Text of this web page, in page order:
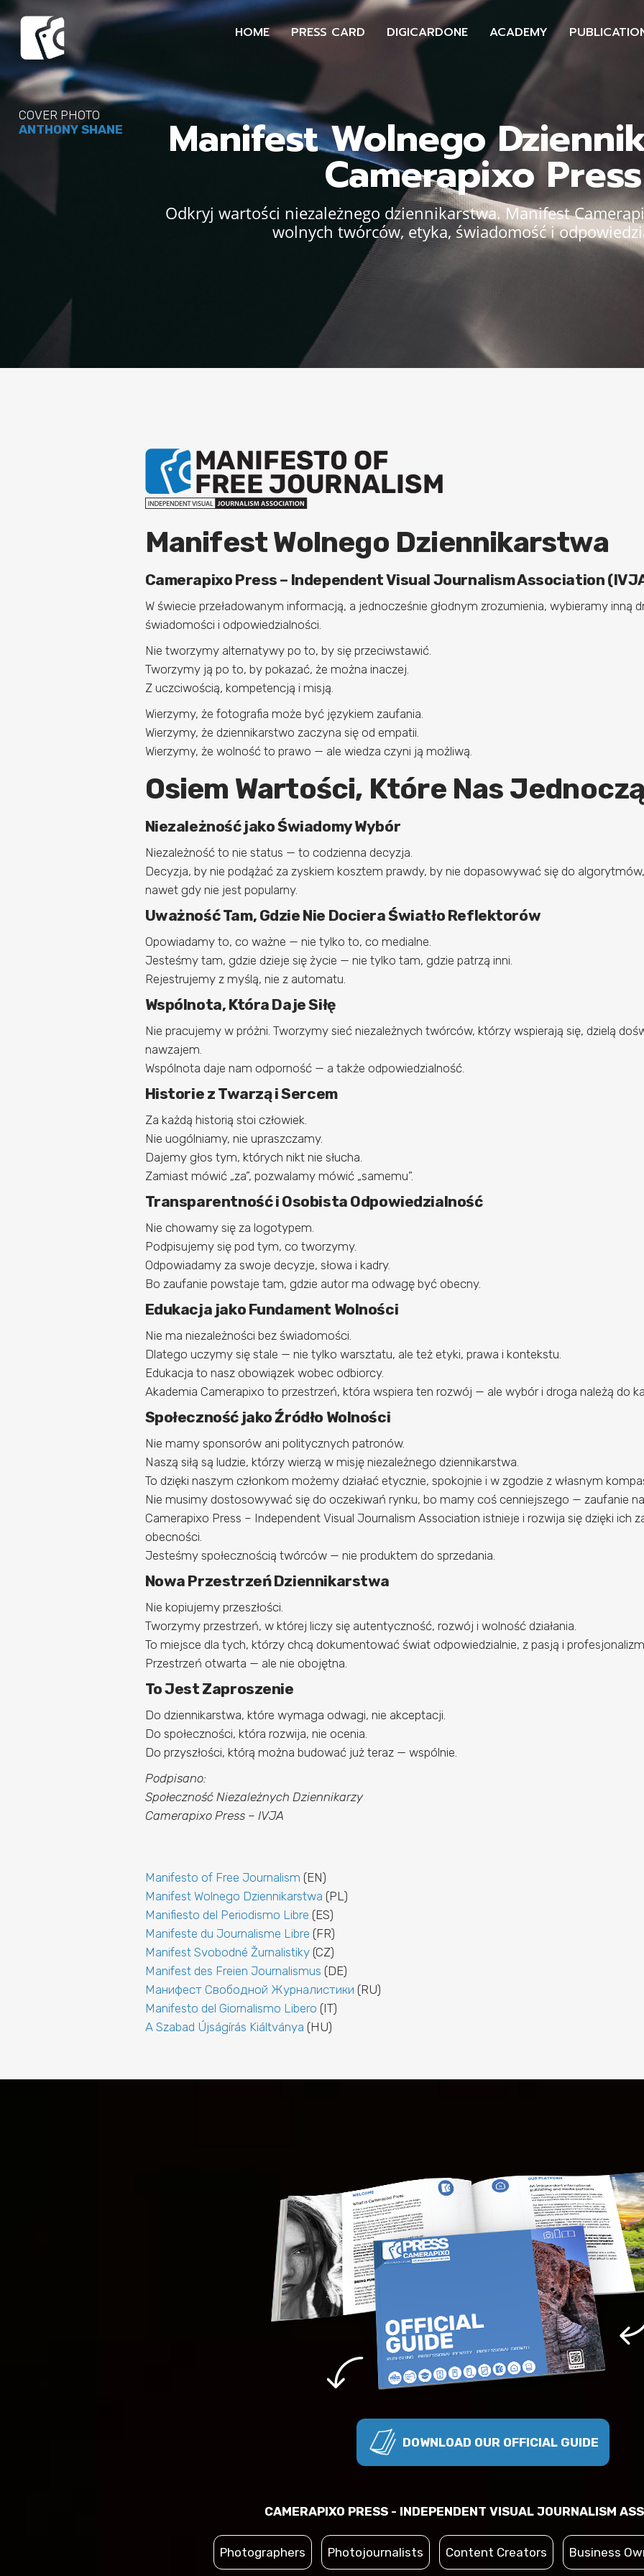
HOME PRESS CARD DIGICARDONE ACADEMY
COVER PHOTO
ANTHONY SHANE
Manifest Wolnego
Camerapixo Press
Odkryj wartości niezależnego dziennikarstwa. Manifest
wolnych twórców, etyka, świadomość i
Manifest Wolnego Dziennikarstwa
Camerapixo Press – Independent Visual Journalism Association
W świecie przeładowanym informacją, a jednocześnie głodnym zrozumienia, wybieramy inną
świadomości i odpowiedzialności.
Nie tworzymy alternatywy po to, by się przeciwstawić.
Tworzymy ją po to, by pokazać, że można inaczej.
Z uczciwością, kompetencją i misją.
Wierzymy, że fotografia może być językiem zaufania.
Wierzymy, że dziennikarstwo zaczyna się od empatii.
Wierzymy, że wolność to prawo — ale wiedza czyni ją możliwą.
Osiem Wartości, Które Nas
Niezależność jako Świadomy Wybór
Niezależność to nie status — to codzienna decyzja.
Decyzja, by nie podążać za zyskiem kosztem prawdy, by nie dopasowywać się do
nawet gdy nie jest popularny.
Uważność Tam, Gdzie Nie Dociera Światło Reflektorów
Opowiadamy to, co ważne — nie tylko to, co medialne.
Jesteśmy tam, gdzie dzieje się życie — nie tylko tam, gdzie patrzą inni.
Rejestrujemy z myślą, nie z automatu.
Wspólnota, Która Daje Siłę
Nie pracujemy w próżni. Tworzymy sieć niezależnych twórców, którzy wspierają się, dzielą
nawzajem.
Wspólnota daje nam odporność — a także odpowiedzialność.
Historie z Twarzą i Sercem
Za każdą historią stoi człowiek.
Nie uogólniamy, nie upraszczamy.
Dajemy głos tym, których nikt nie słucha.
Zamiast mówić „za”, pozwalamy mówić „samemu”.
Transparentność i Osobista Odpowiedzialność
Nie chowamy się za logotypem.
Podpisujemy się pod tym, co tworzymy.
Odpowiadamy za swoje decyzje, słowa i kadry.
Bo zaufanie powstaje tam, gdzie autor ma odwagę być obecny.
Edukacja jako Fundament Wolności
Nie ma niezależności bez świadomości.
Dlatego uczymy się stale — nie tylko warsztatu, ale też etyki, prawa i kontekstu.
Edukacja to nasz obowiązek wobec odbiorcy.
Akademia Camerapixo to przestrzeń, która wspiera ten rozwój — ale wybór i droga należą do
Społeczność jako Źródło Wolności
Nie mamy sponsorów ani politycznych patronów.
Naszą siłą są ludzie, którzy wierzą w misję niezależnego dziennikarstwa.
To dzięki naszym członkom możemy działać etycznie, spokojnie i w zgodzie z własnym
Nie musimy dostosowywać się do oczekiwań rynku, bo mamy coś cenniejszego — zaufanie
Camerapixo Press – Independent Visual Journalism Association istnieje i rozwija się dzięki ich
obecności.
Jesteśmy społecznością twórców — nie produktem do sprzedania.
Nowa Przestrzeń Dziennikarstwa
Nie kopiujemy przeszłości.
Tworzymy przestrzeń, w której liczy się autentyczność, rozwój i wolność działania.
To miejsce dla tych, którzy chcą dokumentować świat odpowiedzialnie, z pasją i
Przestrzeń otwarta — ale nie obojętna.
To Jest Zaproszenie
Do dziennikarstwa, które wymaga odwagi, nie akceptacji.
Do społeczności, która rozwija, nie ocenia.
Do przyszłości, którą można budować już teraz — wspólnie.
Podpisano:
Społeczność Niezależnych Dziennikarzy
Camerapixo Press – IVJA
Manifesto of Free Journalism (EN)
Manifest Wolnego Dziennikarstwa (PL)
Manifiesto del Periodismo Libre (ES)
Manifeste du Journalisme Libre (FR)
Manifest Svobodné Žurnalistiky(CZ)
Manifest des Freien Journalismus (DE)
Манифест Свободной Журналистики (RU)
Manifesto del Giornalismo Libero (IT)
A Szabad Újságírás Kiáltványa (HU)
DOWNLOAD OUR OFFICIAL GUIDE
CAMERAPIXO PRESS - INDEPENDENT VISUAL JOURNALISM
Photographers Photojournalists Content Creators Business